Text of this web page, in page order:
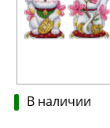
В наличии